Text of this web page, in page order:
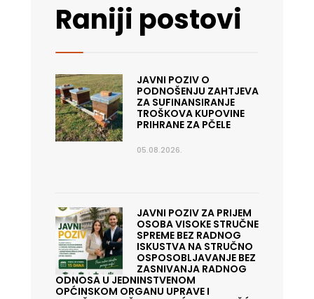
Raniji postovi
JAVNI POZIV O
PODNOŠENJU ZAHTJEVA
ZA SUFINANSIRANJE
TROŠKOVA KUPOVINE
PRIHRANE ZA PČELE
05.08.2026.
JAVNI POZIV ZA PRIJEM
OSOBA VISOKE STRUČNE
SPREME BEZ RADNOG
ISKUSTVA NA STRUČNO
OSPOSOBLJAVANJE BEZ
ZASNIVANJA RADNOG
ODNOSA U JEDNINSTVENOM
OPĆINSKOM ORGANU UPRAVE I